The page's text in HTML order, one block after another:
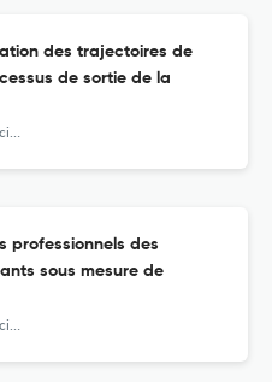
des trajectoires de
de sortie de la
professionnels des
sous mesure de